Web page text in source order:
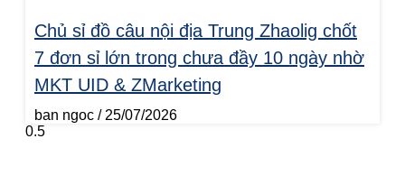
Chủ sỉ đồ câu nội địa Trung Zhaolig chốt
7 đơn sỉ lớn trong chưa đầy 10 ngày nhờ
MKT UID & ZMarketing
ban ngoc 25/07/2026